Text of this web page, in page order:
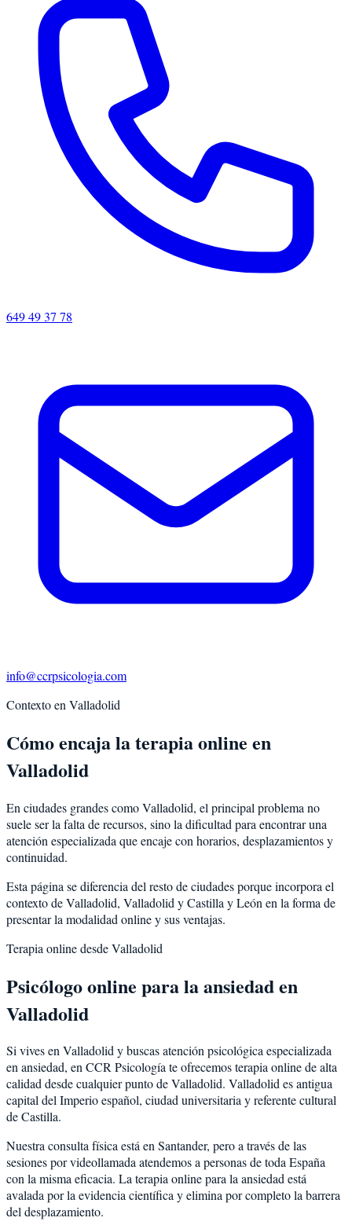
649 49 37 78
info@ccrpsicologia.com
Contexto en Valladolid
Cómo encaja la terapia online en
Valladolid
En ciudades grandes como Valladolid, el principal problema no
suele ser la falta de recursos, sino la dificultad para encontrar una
atención especializada que encaje con horarios, desplazamientos y
continuidad.
Esta página se diferencia del resto de ciudades porque incorpora el
contexto deValladolid, Valladolid yCastilla y León en la forma de
presentar la modalidad online y sus ventajas.
Terapia online desdeValladolid
Psicólogo online para laansiedaden
Valladolid
Si vives enValladolidy buscas atención psicológica especializada
enansiedad, en CCR Psicología te ofrecemos terapia online de alta
calidad desde cualquier punto deValladolid. Valladolidesantigua
capital del Imperio español, ciudad universitaria y referente cultural
de Castilla.
Nuestra consulta física está en Santander, pero a través de las
sesiones por videollamada atendemos a personas de toda España
con la misma eficacia. La terapia online para laansiedadestá
avalada por la evidencia científica y elimina por completo la barrera
del desplazamiento.